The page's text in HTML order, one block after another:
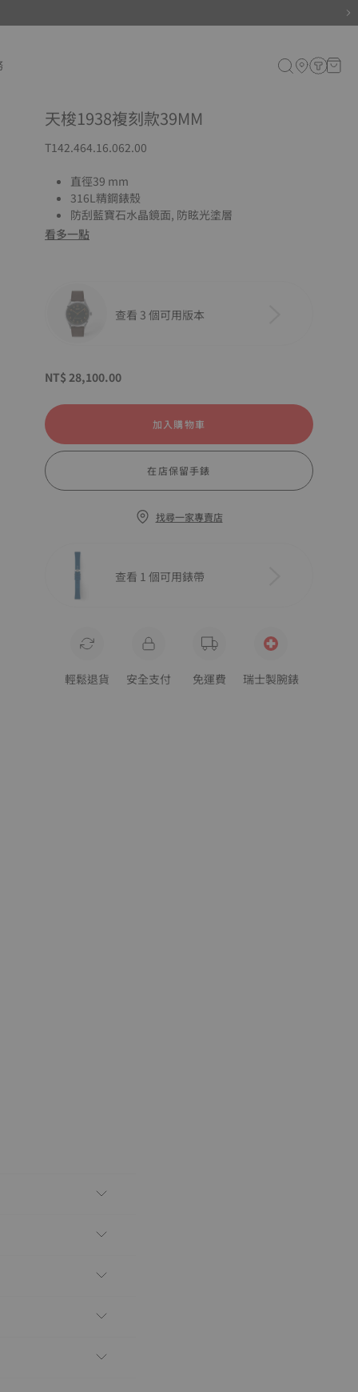
天梭1938複刻款39MM
T142.464.16.062.00
直徑39 mm
316L精鋼錶殼
防刮藍寶石水晶鏡面, 防眩光塗層
看多一點
查看 3 個可用版本
NT$ 28,100.00
加入購物車
在店保留手錶
找尋一家專賣店
查看 1 個可用錶帶
輕鬆退貨 安全支付 免運費 瑞士製腕錶